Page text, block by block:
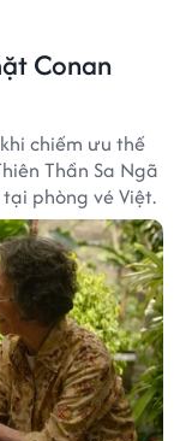
Conan
chiếm ưu thế
Thần Sa Ngã
phòng vé Việt.